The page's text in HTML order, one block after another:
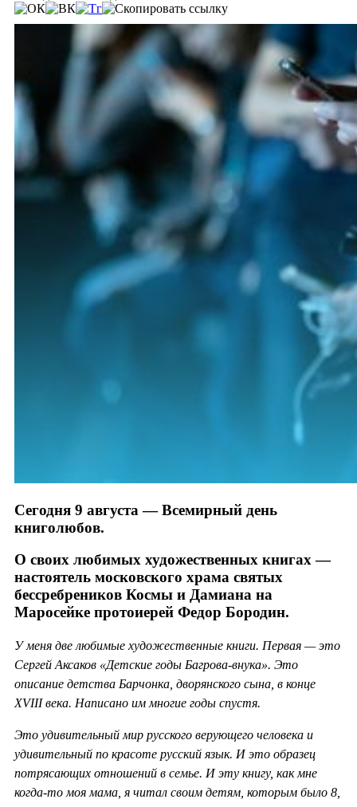
Сегодня 9 августа — Всемирный день
книголюбов.
О своих любимых художественных книгах —
настоятель московского храма святых
бессребреников Космы и Дамиана на
Маросейке протоиерей Федор Бородин.
У меня две любимые художественные книги. Первая — это
Сергей Аксаков «Детские годы Багрова-внука». Это
описание детства Барчонка, дворянского сына, в конце
XVIII века. Написано им многие годы спустя.
Это удивительный мир русского верующего человека и
удивительный по красоте русский язык. И это образец
потрясающих отношений в семье. И эту книгу, как мне
когда-то моя мама, я читал своим детям, которым было 8,